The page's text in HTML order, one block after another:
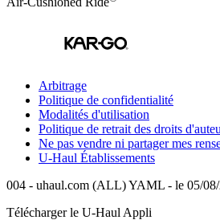
Arbitrage
Politique de confidentialité
Modalités d'utilisation
Politique de retrait des droits
Ne pas vendre ni partager mes
U-Haul Établissements
004 - uhaul.com (ALL) YAML - le 05/08/
Télécharger le U-Haul Appli